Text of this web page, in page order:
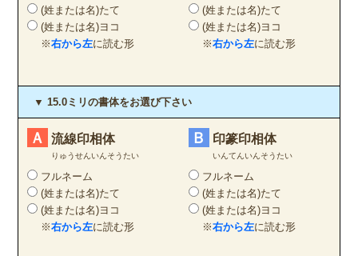
(姓または名)たて
(姓または名)ヨコ
※右から左に読む形
(姓または名)たて
(姓または名)ヨコ
※右から左に読む形
▼ 15.0ミリの書体をお選び下さい
Ａ 流線印相体
りゅうせんいんそうたい
フルネーム
(姓または名)たて
(姓または名)ヨコ
※右から左に読む形
Ｂ 印篆印相体
いんてんいんそうたい
フルネーム
(姓または名)たて
(姓または名)ヨコ
※右から左に読む形